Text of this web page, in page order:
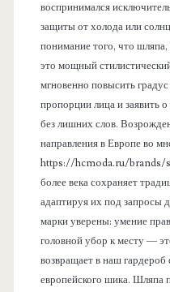
воспринимался
защиты от холода или
понимание того, что
это мощный
мгновенно повысить градус
пропорции лица и заявить о
без лишних слов.
направления в Европе во
https://hcmoda.ru/brands/
более века сохраняет
адаптируя их под запросы
марки уверены: умение
головной убор к месту —
возвращает в наш
европейского шика. Шляпа